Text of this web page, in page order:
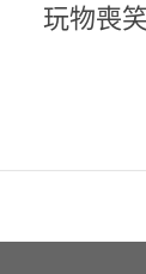
玩物喪